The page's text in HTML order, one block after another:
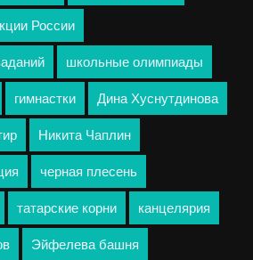
России
школьные олимпиады
гимнастки Дина Хуснутдинова
Никита Чаплин
черная плесень
татарские корни канцелярия
Эйфелева башня